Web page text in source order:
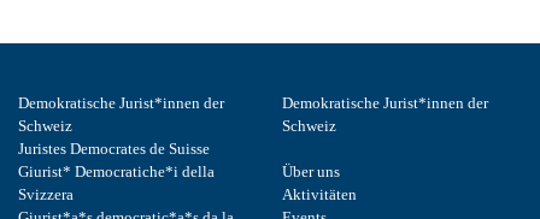
Demokratische Jurist*innen der
Schweiz
Juristes Democrates de Suisse
Giurist* Democratiche*i della
Svizzera
Demokratische Jurist*innen der
Schweiz
Über uns
Aktivitäten